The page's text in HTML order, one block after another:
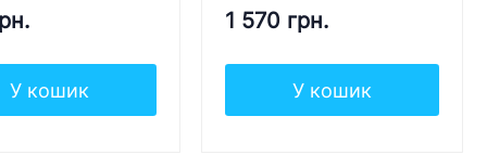
У кошик
1 570 грн.
У кошик